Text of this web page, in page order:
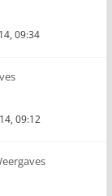
09:34
09:12